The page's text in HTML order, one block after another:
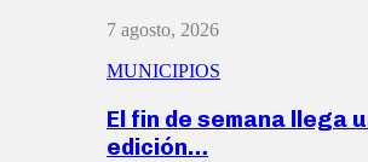
7 agosto, 2026
MUNICIPIOS
El fin de semana llega
edición…